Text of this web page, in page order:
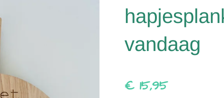
vandaag
€ 15,95